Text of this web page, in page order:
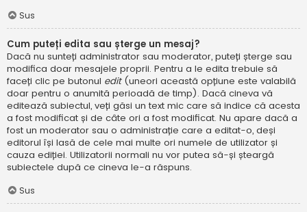
Sus
Cum puteți edita sau șterge un mesaj?
Dacă nu sunteți administrator sau moderator, puteți șterge sau
modifica doar mesajele proprii. Pentru a le edita trebuie să
faceți clic pe butonul edit (uneori această opțiune este valabilă
doar pentru o anumită perioadă de timp). Dacă cineva vă
editează subiectul, veți găsi un text mic care să indice că acesta
a fost modificat și de câte ori a fost modificat. Nu apare dacă a
fost un moderator sau o administrație care a editat-o, deși
editorul își lasă de cele mai multe ori numele de utilizator și
cauza ediției. Utilizatorii normali nu vor putea să-și șteargă
subiectele după ce cineva le-a răspuns.
Sus